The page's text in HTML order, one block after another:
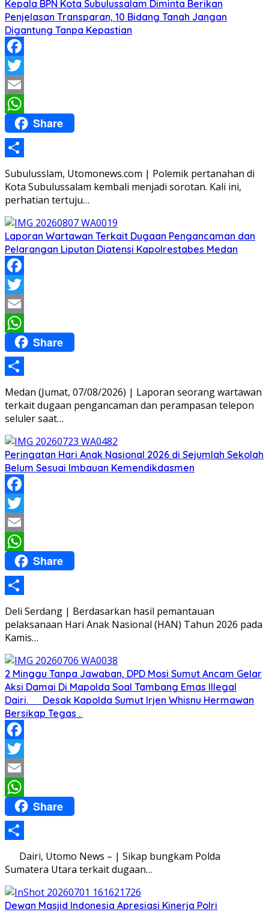
Kepala BPN Kota Subulussalam Diminta Berikan
Penjelasan Transparan, 10 Bidang Tanah Jangan
Digantung Tanpa Kepastian
Facebook
Twitter
Email
WhatsApp
Share
Share
Subulusslam, Utomonews.com | Polemik pertanahan di
Kota Subulussalam kembali menjadi sorotan. Kali ini,
perhatian tertuju…
Laporan Wartawan Terkait Dugaan Pengancaman dan
Pelarangan Liputan Diatensi Kapolrestabes Medan
Facebook
Twitter
Email
WhatsApp
Share
Share
Medan (Jumat, 07/08/2026) | Laporan seorang wartawan
terkait dugaan pengancaman dan perampasan telepon
seluler saat…
Peringatan Hari Anak Nasional 2026 di Sejumlah Sekolah
Belum Sesuai Imbauan Kemendikdasmen
Facebook
Twitter
Email
WhatsApp
Share
Share
Deli Serdang | Berdasarkan hasil pemantauan
pelaksanaan Hari Anak Nasional (HAN) Tahun 2026 pada
Kamis…
2 Minggu Tanpa Jawaban, DPD Mosi Sumut Ancam Gelar
Aksi Damai Di Mapolda Soal Tambang Emas Illegal
Dairi. Desak Kapolda Sumut Irjen Whisnu Hermawan
Bersikap Tegas .
Facebook
Twitter
Email
WhatsApp
Share
Share
Dairi, Utomo News – | Sikap bungkam Polda
Sumatera Utara terkait dugaan…
Dewan Masjid Indonesia Apresiasi Kinerja Polri